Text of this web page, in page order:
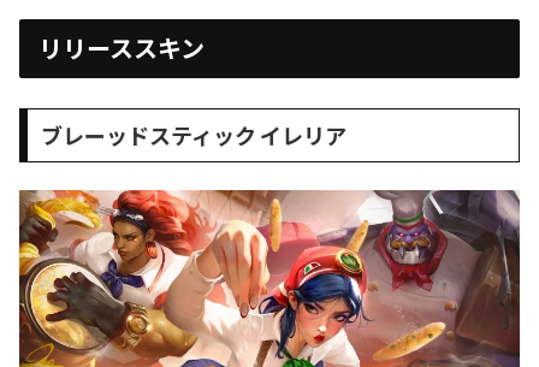
リリーススキン
ブレーッドスティック イレリア